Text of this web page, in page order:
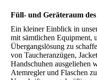
Füll- und Geräteraum
Ein kleiner Einblick in
mit sämtlichen Equipment,
Übergangslösung zu
von Taucheranzügen,
Handschuhen ausgeliehen
Atemregler und Flaschen